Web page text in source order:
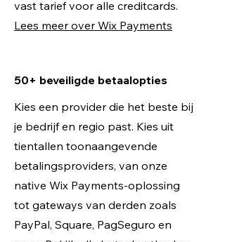
vast tarief voor alle creditcards.
Lees meer over Wix Payments
50+ beveiligde betaalopties
Kies een provider die het beste bij
je bedrijf en regio past. Kies uit
tientallen toonaangevende
betalingsproviders, van onze
native Wix Payments-oplossing
tot gateways van derden zoals
PayPal, Square, PagSeguro en